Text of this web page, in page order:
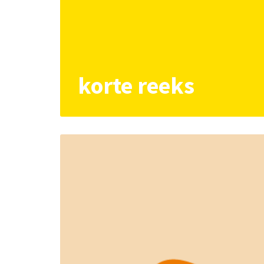
korte reeks